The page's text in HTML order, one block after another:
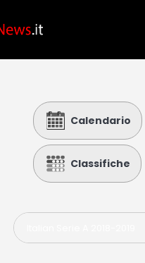
Calcio
Basket
Tennis
Lo Sapevi Che
Calendario
Classifiche